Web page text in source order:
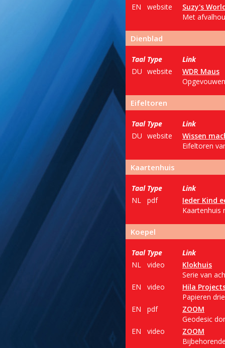
EN
website
Suzy's
Met
Dienblad
Taal Type
Link
DU website
WDR Maus
Eifeltoren
Taal Type
Link
DU website
Wissen
Eifeltoren
Kaartenhuis
Taal Type
Link
NL
pdf
Ieder Kind
Kaartenhuis
Koepel
Taal Type
Link
NL
video
Klokhuis
Serie van
EN
video
Hila
Papieren
EN
pdf
ZOOM
Geodesic
EN
video
ZOOM